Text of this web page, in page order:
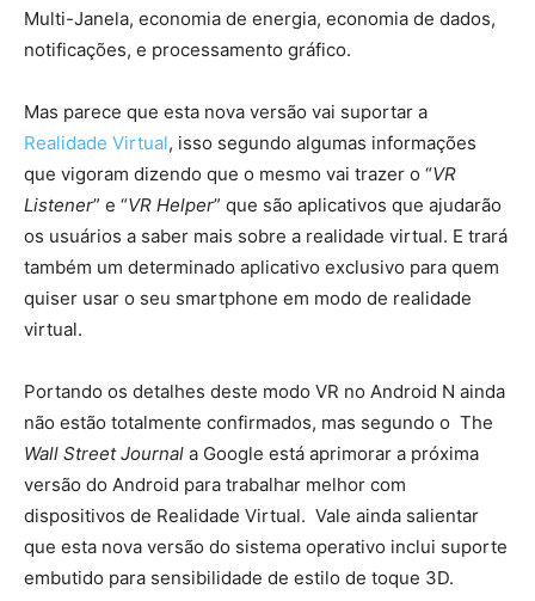
Multi-Janela, economia de energia, economia de dados,
notificações, e processamento gráfico.
Mas parece que esta nova versão vai suportar a
Realidade Virtual, isso segundo algumas informações
que vigoram dizendo que o mesmo vai trazer o “VR
Listener” e “VR Helper” que são aplicativos que ajudarão
os usuários a saber mais sobre a realidade virtual. E trará
também um determinado aplicativo exclusivo para quem
quiser usar o seu smartphone em modo de realidade
virtual.
Portando os detalhes deste modo VR no Android N ainda
não estão totalmente confirmados, mas segundo o The
Wall Street Journal a Google está aprimorar a próxima
versão do Android para trabalhar melhor com
dispositivos de Realidade Virtual. Vale ainda salientar
que esta nova versão do sistema operativo inclui suporte
embutido para sensibilidade de estilo de toque 3D.